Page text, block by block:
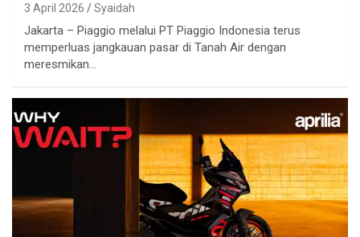
3 April 2026 Syaidah
Jakarta – Piaggio melalui PT Piaggio Indonesia terus
memperluas jangkauan pasar di Tanah Air dengan
meresmikan…